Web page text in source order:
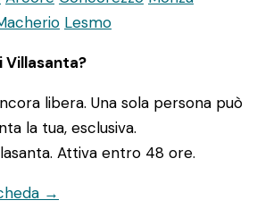
Lesmo
Villasanta?
libera. Una sola persona può
la tua, esclusiva.
Attiva entro 48 ore.
→